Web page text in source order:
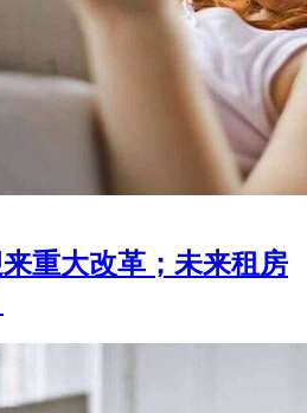
重大改革；未来租房